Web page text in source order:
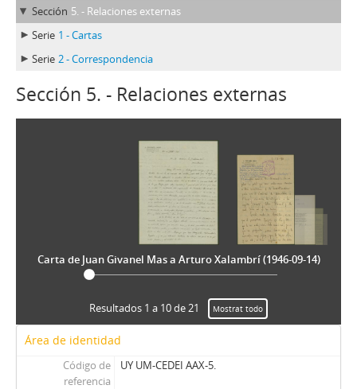
Sección 5. - Relaciones externas
Serie 1 - Cartas
Serie 2 - Correspondencia
Sección 5. - Relaciones externas
Carta de Juan Givanel Mas a Arturo Xalambrí (1946-09-14)
Resultados 1 a 10 de 21 Mostrat todo
Área de identidad
Código de
referencia
UY UM-CEDEI AAX-5.